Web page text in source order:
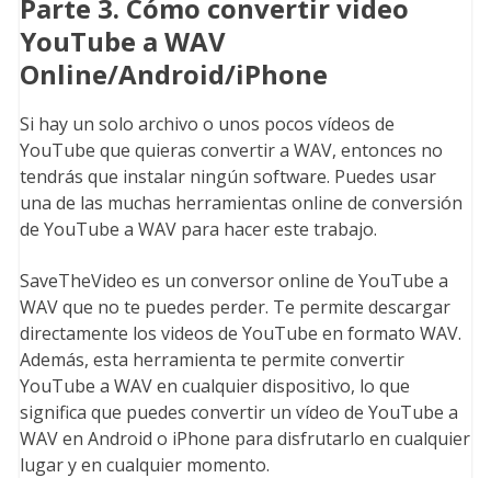
Parte 3. Cómo convertir video
YouTube a WAV
Online/Android/iPhone
Si hay un solo archivo o unos pocos vídeos de
YouTube que quieras convertir a WAV, entonces no
tendrás que instalar ningún software. Puedes usar
una de las muchas herramientas online de conversión
de YouTube a WAV para hacer este trabajo.
SaveTheVideo es un conversor online de YouTube a
WAV que no te puedes perder. Te permite descargar
directamente los videos de YouTube en formato WAV.
Además, esta herramienta te permite convertir
YouTube a WAV en cualquier dispositivo, lo que
significa que puedes convertir un vídeo de YouTube a
WAV en Android o iPhone para disfrutarlo en cualquier
lugar y en cualquier momento.